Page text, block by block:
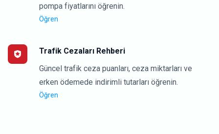
pompa fiyatlarını öğrenin.
Öğren
Trafik Cezaları Rehberi
Güncel trafik ceza puanları, ceza miktarları ve
erken ödemede indirimli tutarları öğrenin.
Öğren